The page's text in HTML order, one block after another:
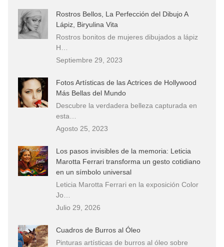
Rostros Bellos, La Perfección del Dibujo A
Lápiz, Biryulina Vita
Rostros bonitos de mujeres dibujados a lápiz
H…
Septiembre 29, 2023
Fotos Artísticas de las Actrices de Hollywood
Más Bellas del Mundo
Descubre la verdadera belleza capturada en
esta…
Agosto 25, 2023
Los pasos invisibles de la memoria: Leticia
Marotta Ferrari transforma un gesto cotidiano
en un símbolo universal
Leticia Marotta Ferrari en la exposición Color
Jo…
Julio 29, 2026
Cuadros de Burros al Óleo
Pinturas artísticas de burros al óleo sobre